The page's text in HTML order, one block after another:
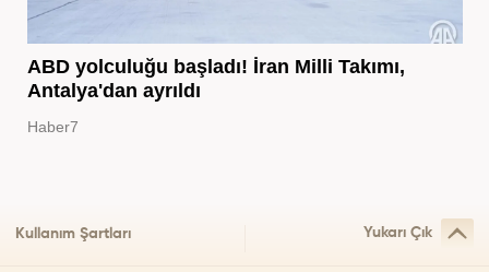
ABD yolculuğu başladı! İran Milli Takımı,
Antalya'dan ayrıldı
Haber7
Kullanım Şartları Yukarı Çık